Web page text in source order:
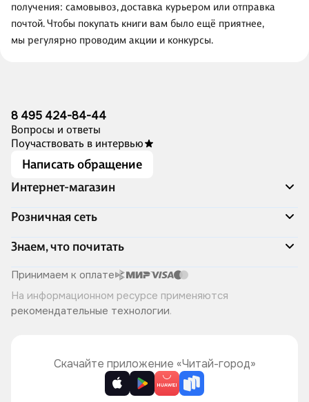
получения: самовывоз, доставка курьером или отправка
почтой. Чтобы покупать книги вам было ещё приятнее,
мы регулярно проводим акции и конкурсы.
8 495 424-84-44
Вопросы и ответы
Поучаствовать в интервью
Написать обращение
Интернет-магазин
Акции
Доставка и оплата
Программа лояльности
Подарочные сертификаты
Правила продажи
Политика конфиденциальности
Розничная сеть
Адреса магазинов
О компании
Хотите у нас работать?
Знаем, что почитать
Скоро в продаже
Лучшие из лучших
Читай-журнал
Принимаем к оплате
На информационном ресурсе применяются
рекомендательные технологии.
Скачайте приложение «Читай-город»